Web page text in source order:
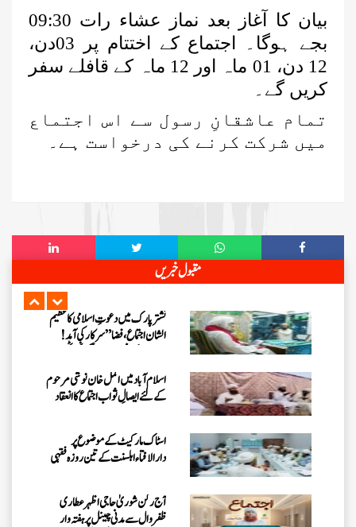
بیان کا آغاز بعد نماز عشاء رات 09:30
بجے ہوگا۔ اجتماع کے اختتام پر 03دن،
12 دن، 01 ماہ اور 12 ماہ کے قافلے سفر
کریں گے۔
تمام عاشقانِ رسول سے اس اجتماع
میں شرکت کرنے کی درخواست ہے۔
مقبول خبریں
26 جولائی کو نشتر پارک، کراچی میں
عظیم الشان ”میلاد اجتماع“ کا
انعقادہوگا
امیرِ اہلِ سنت نے حاجی عبد الشکور
اعلیٰ حضرت امام احمد رضا خان کے
ایصالِ ثواب کے لیے 3 دن کے
دعوتِ اسلامی کا ”شجرکاری
ٹرانسمیشن“ کا اعلان، پاکستان کو سرسبز
نشتر پارک میں دعوتِ اسلامی کا عظیم
الشان اجتماع، فضا ”سرکار کی آمد !
اسلام آبادمیں اکمل خان نوشی مرحوم
کے لئے ایصالِ ثواب اجتماع کا انعقاد
اسٹاک مارکیٹ کے موضوع پر
دارالافتاء اہلسنت کے تین روزہ فقہی
آج رکن شوریٰ حاجی اظہرعطاری
ظفروال سے مدنی چینل پر ہفتہ وار